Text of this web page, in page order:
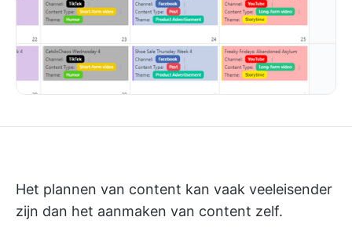
Het plannen van content kan vaak veeleisender
zijn dan het aanmaken van content zelf.